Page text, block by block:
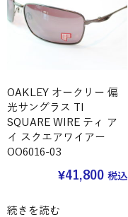
OAKLEY オークリー 偏
光サングラス TI
SQUARE WIRE ティ ア
イ スクエアワイアー
OO6016-03
¥41,800 税込
続きを読む